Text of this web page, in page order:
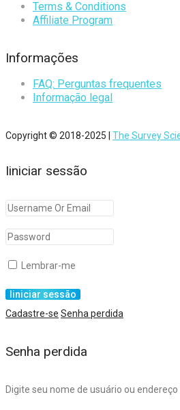
Terms & Conditions
Affiliate Program
Informações
FAQ: Perguntas frequentes
Informação legal
Copyright © 2018-2025 | The Survey
Iiniciar sessão
Lembrar-me
Cadastre-se Senha perdida
Senha perdida
Digite seu nome de usuário ou